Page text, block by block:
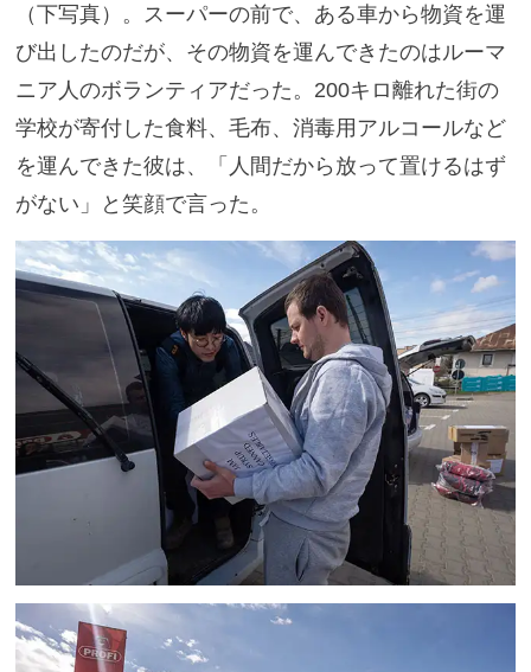
（下写真）。スーパーの前で、ある車から物資を運
び出したのだが、その物資を運んできたのはルーマ
ニア人のボランティアだった。200キロ離れた街の
学校が寄付した食料、毛布、消毒用アルコールなど
を運んできた彼は、「人間だから放って置けるはず
がない」と笑顔で言った。